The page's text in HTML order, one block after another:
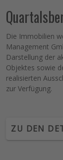
Die Immobilien
Management
Darstellung der
Objektes sowie
realisierten
zur Verfügung.
ZU DEN